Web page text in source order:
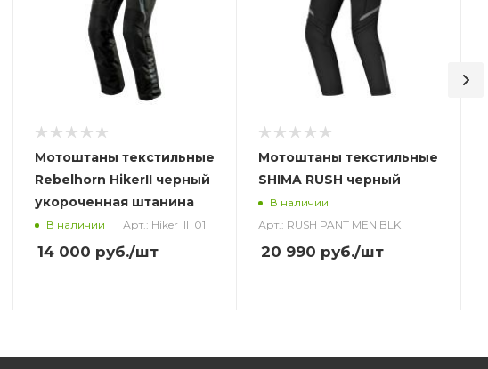
Мотоштаны текстильные
Rebelhorn HikerII черный
укороченная штанина
В наличии Арт.: Hiker_II_01
14 000 руб./шт
Мотоштаны текстильные
SHIMA RUSH черный
В наличии
Арт.: RUSH PANT MEN BLK
20 990 руб./шт